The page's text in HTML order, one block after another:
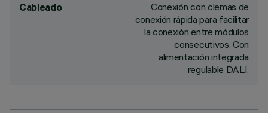
Cableado
Conexión con clemas de
conexión rápida para facilitar
la conexión entre módulos
consecutivos. Con
alimentación integrada
regulable DALI.